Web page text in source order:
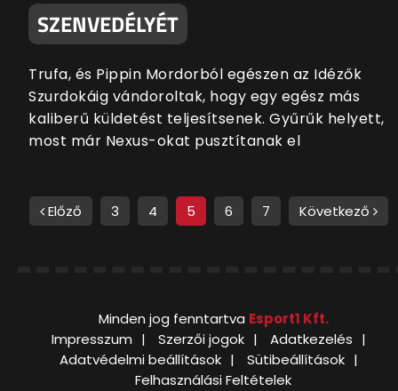
SZENVEDÉLYÉT
Trufa, és Pippin Mordorból egészen az Idézők
Szurdokáig vándoroltak, hogy egy egész más
kaliberű küldetést teljesítsenek. Gyűrűk helyett,
most már Nexus-okat pusztítanak el
Előző 3 4 5 6 7 Következő
Minden jog fenntartva Esport1 Kft.
Impresszum
Szerzői jogok
Adatkezelés
Adatvédelmi beállítások
Sütibeállítások
Felhasználási Feltételek